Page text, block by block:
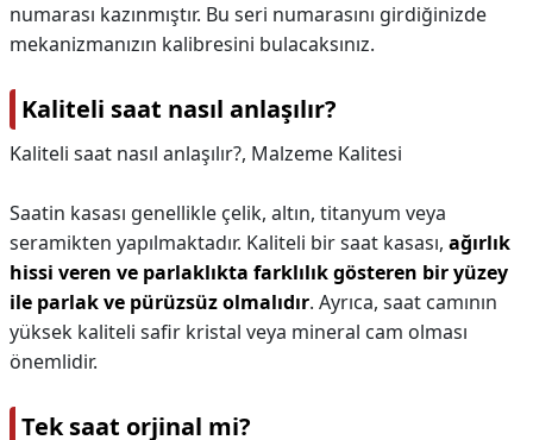
numarası kazınmıştır. Bu seri numarasını girdiğinizde
mekanizmanızın kalibresini bulacaksınız.
Kaliteli saat nasıl anlaşılır?
Kaliteli saat nasıl anlaşılır?, Malzeme Kalitesi
Saatin kasası genellikle çelik, altın, titanyum veya
seramikten yapılmaktadır. Kaliteli bir saat kasası, ağırlık
hissi veren ve parlaklıkta farklılık gösteren bir yüzey
ile parlak ve pürüzsüz olmalıdır. Ayrıca, saat camının
yüksek kaliteli safir kristal veya mineral cam olması
önemlidir.
Tek saat orjinal mi?